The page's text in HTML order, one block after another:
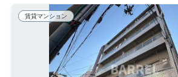
賃貸マンション